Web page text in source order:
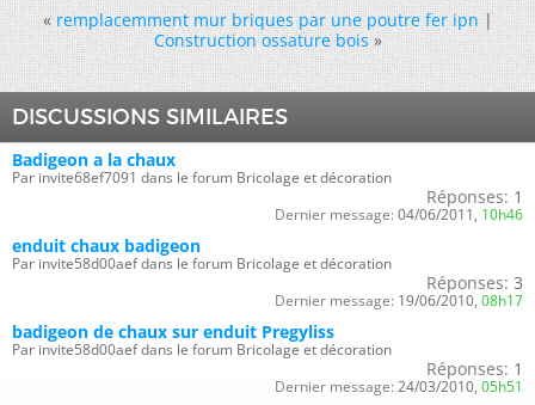
« remplacemment mur briques par une poutre fer ipn|
Construction ossature bois »
DISCUSSIONS SIMILAIRES
Badigeon a la chaux
Par invite68ef7091 dans le forum Bricolage et décoration
Réponses: 1
Dernier message: 04/06/2011, 10h46
enduit chaux badigeon
Par invite58d00aef dans le forum Bricolage et décoration
Réponses: 3
Dernier message: 19/06/2010, 08h17
badigeon de chaux sur enduit Pregyliss
Par invite58d00aef dans le forum Bricolage et décoration
Réponses: 1
Dernier message: 24/03/2010, 05h51